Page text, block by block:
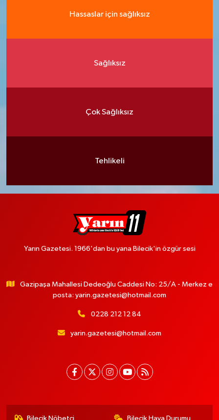
Hassaslar için sağlıksız
Sağlıksız
Çok Sağlıksız
Tehlikeli
Yarın Gazetesi. 1966'dan bu yana Bilecik'in özgür sesi
Gazipaşa Mahallesi Dedeoğlu Caddesi No: 25/A - Merkez e
posta: yarin.gazetesi@hotmail.com
0228 212 12 84
yarin.gazetesi@hotmail.com
Bilecik Nöbetçi Bilecik Hava Durumu